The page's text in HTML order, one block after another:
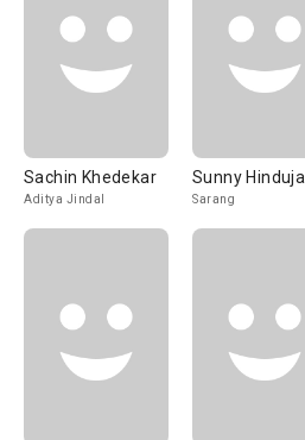
Sachin Khedekar
Aditya Jindal
Sunny Hinduja
Sarang